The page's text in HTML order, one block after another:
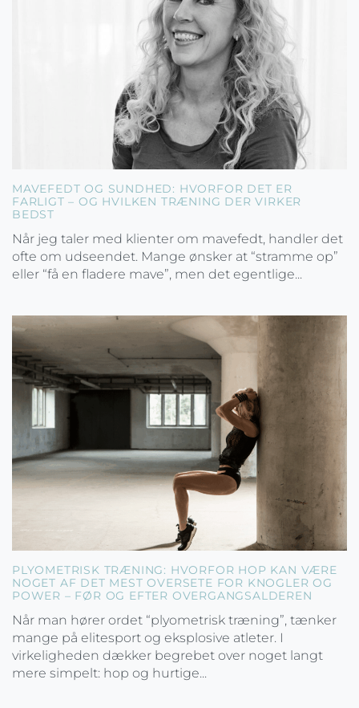
MAVEFEDT OG SUNDHED: HVORFOR DET ER
FARLIGT – OG HVILKEN TRÆNING DER VIRKER
BEDST
Når jeg taler med klienter om mavefedt, handler det
ofte om udseendet. Mange ønsker at “stramme op”
eller “få en fladere mave”, men det egentlige...
PLYOMETRISK TRÆNING: HVORFOR HOP KAN VÆRE
NOGET AF DET MEST OVERSETE FOR KNOGLER OG
POWER – FØR OG EFTER OVERGANGSALDEREN
Når man hører ordet “plyometrisk træning”, tænker
mange på elitesport og eksplosive atleter. I
virkeligheden dækker begrebet over noget langt
mere simpelt: hop og hurtige...